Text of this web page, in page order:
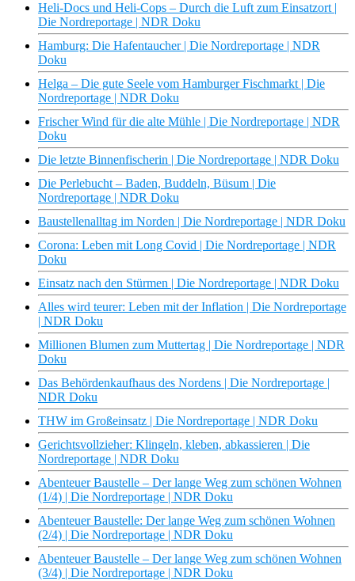
Heli-Docs und Heli-Cops – Durch die Luft zum Einsatzort |
Die Nordreportage | NDR Doku
Hamburg: Die Hafentaucher | Die Nordreportage | NDR
Doku
Helga – Die gute Seele vom Hamburger Fischmarkt | Die
Nordreportage | NDR Doku
Frischer Wind für die alte Mühle | Die Nordreportage | NDR
Doku
Die letzte Binnenfischerin | Die Nordreportage | NDR Doku
Die Perlebucht – Baden, Buddeln, Büsum | Die
Nordreportage | NDR Doku
Baustellenalltag im Norden | Die Nordreportage | NDR Doku
Corona: Leben mit Long Covid | Die Nordreportage | NDR
Doku
Einsatz nach den Stürmen | Die Nordreportage | NDR Doku
Alles wird teurer: Leben mit der Inflation | Die Nordreportage
| NDR Doku
Millionen Blumen zum Muttertag | Die Nordreportage | NDR
Doku
Das Behördenkaufhaus des Nordens | Die Nordreportage |
NDR Doku
THW im Großeinsatz | Die Nordreportage | NDR Doku
Gerichtsvollzieher: Klingeln, kleben, abkassieren | Die
Nordreportage | NDR Doku
Abenteuer Baustelle – Der lange Weg zum schönen Wohnen
(1/4) | Die Nordreportage | NDR Doku
Abenteuer Baustelle: Der lange Weg zum schönen Wohnen
(2/4) | Die Nordreportage | NDR Doku
Abenteuer Baustelle – Der lange Weg zum schönen Wohnen
(3/4) | Die Nordreportage | NDR Doku